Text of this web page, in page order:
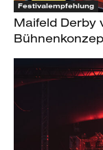
Festivalempfehlung
Maifeld Derby